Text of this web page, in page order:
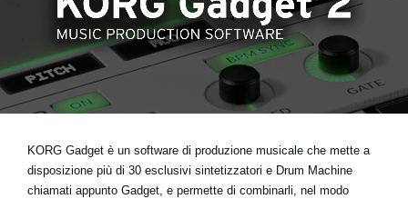
Paesi
Social Media
KORG Gadget è un software di produzione musicale che mette a
disposizione più di 30 esclusivi sintetizzatori e Drum Machine
chiamati appunto Gadget, e permette di combinarli, nel modo